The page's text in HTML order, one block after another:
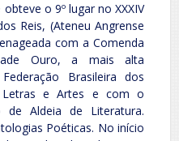
o 9º lugar no XXXIV
Reis, (Ateneu Angrense
com a Comenda
Ouro, a mais alta
Brasileira dos
Letras e Artes e com o
de Aldeia de Literatura.
Poéticas. No início